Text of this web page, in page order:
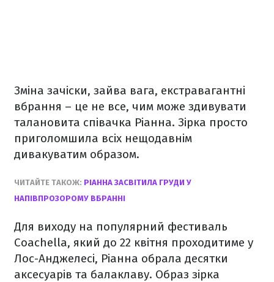
Зміна зачіски, зайва вага, екстравагантні
вбрання – це не все, чим може здивувати
талановита співачка Ріанна. Зірка просто
приголомшила всіх нещодавнім
дивакуватим образом.
ЧИТАЙТЕ ТАКОЖ: РІАННА ЗАСВІТИЛА ГРУДИ У
НАПІВПРОЗОРОМУ ВБРАННІ
Для виходу на популярний фестиваль
Coachella, який до 22 квітня проходитиме у
Лос-Анджелесі, Ріанна обрала десятки
аксесуарів та балаклаву. Образ зірка